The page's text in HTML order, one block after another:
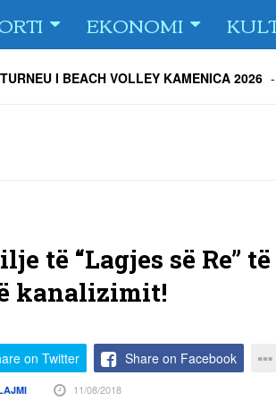
EKONOMI
i FC Drita në Europa Conference
të “Lagjes së Re”
kanalizimit!
on Twitter Share on Facebook
11/08/2018